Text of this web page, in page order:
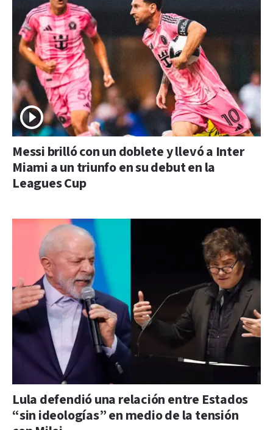
Messi brilló con un doblete y llevó a Inter
Miami a un triunfo en su debut en la
Leagues Cup
Lula defendió una relación entre Estados
“sin ideologías” en medio de la tensión